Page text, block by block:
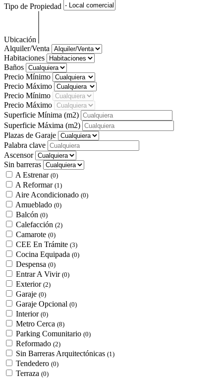
Tipo de Propiedad
Ubicación
Alquiler/Venta
Habitaciones
Baños
Precio Mínimo
Precio Máximo
Precio Mínimo
Precio Máximo
Superficie Mínima (m2)
Superficie Máxima (m2)
Plazas de Garaje
Palabra clave
Ascensor
Sin barreras
A Estrenar (0)
A Reformar (1)
Aire Acondicionado (0)
Amueblado (0)
Balcón (0)
Calefacción (2)
Camarote (0)
CEE En Trámite (3)
Cocina Equipada (0)
Despensa (0)
Entrar A Vivir (0)
Exterior (2)
Garaje (0)
Garaje Opcional (0)
Interior (0)
Metro Cerca (8)
Parking Comunitario (0)
Reformado (2)
Sin Barreras Arquitectónicas (1)
Tendedero (0)
Terraza (0)